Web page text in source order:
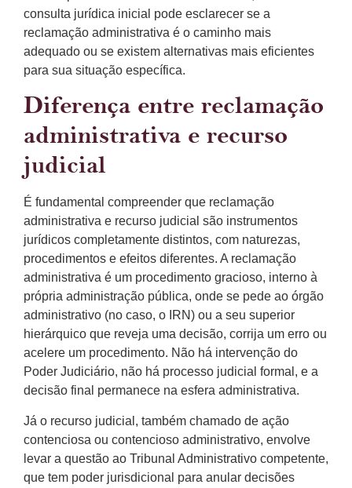
consulta jurídica inicial pode esclarecer se a
reclamação administrativa é o caminho mais
adequado ou se existem alternativas mais eficientes
para sua situação específica.
Diferença entre reclamação
administrativa e recurso
judicial
É fundamental compreender que reclamação
administrativa e recurso judicial são instrumentos
jurídicos completamente distintos, com naturezas,
procedimentos e efeitos diferentes. A reclamação
administrativa é um procedimento gracioso, interno à
própria administração pública, onde se pede ao órgão
administrativo (no caso, o IRN) ou a seu superior
hierárquico que reveja uma decisão, corrija um erro ou
acelere um procedimento. Não há intervenção do
Poder Judiciário, não há processo judicial formal, e a
decisão final permanece na esfera administrativa.
Já o recurso judicial, também chamado de ação
contenciosa ou contencioso administrativo, envolve
levar a questão ao Tribunal Administrativo competente,
que tem poder jurisdicional para anular decisões